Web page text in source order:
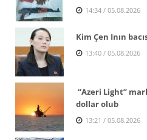
14:34 / 05.08.2026
Kim Çen Inın
13:40 / 05.08.2026
“Azeri Light”
dollar olub
13:21 / 05.08.2026